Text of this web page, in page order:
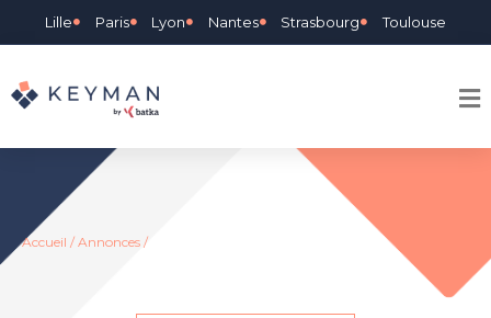
Lille Paris Lyon Nantes Strasbourg Toulouse
Accueil / Annonces /